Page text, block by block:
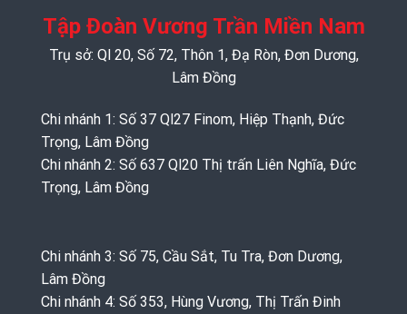
Tập Đoàn Vương Trần Miền Nam
Trụ sở: Ql 20, Số 72, Thôn 1, Đạ Ròn, Đơn Dương,
Lâm Đồng
Chi nhánh 1: Số 37 Ql27 Finom, Hiệp Thạnh, Đức
Trọng, Lâm Đồng
Chi nhánh 2: Số 637 Ql20 Thị trấn Liên Nghĩa, Đức
Trọng, Lâm Đồng
Chi nhánh 3: Số 75, Cầu Sắt, Tu Tra, Đơn Dương,
Lâm Đồng
Chi nhánh 4: Số 353, Hùng Vương, Thị Trấn Đinh